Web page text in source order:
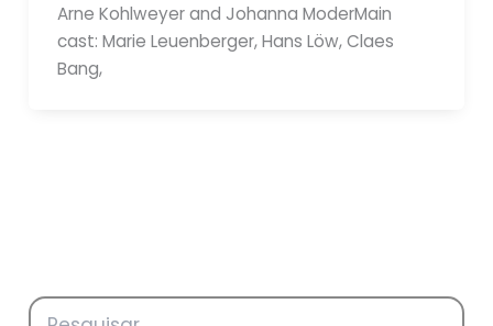
Arne Kohlweyer and Johanna ModerMain
cast: Marie Leuenberger, Hans Löw, Claes
Bang,